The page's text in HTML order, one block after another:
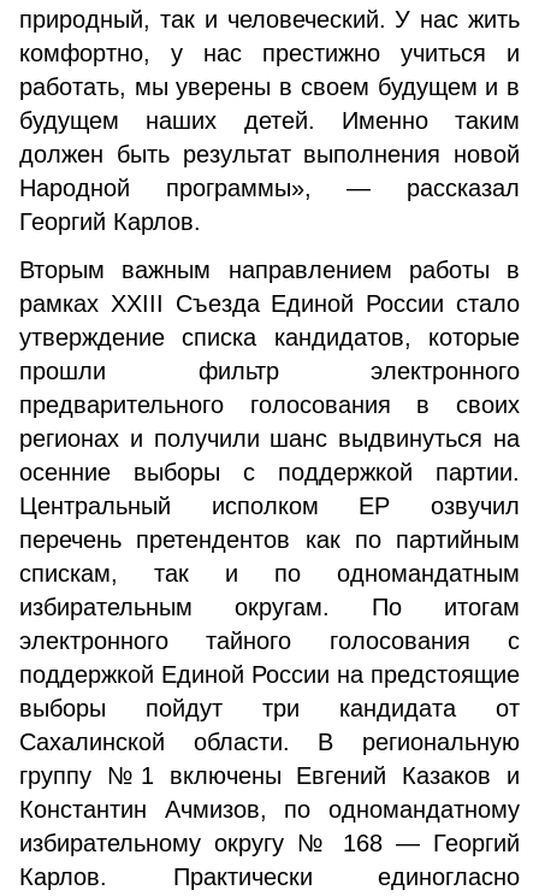
природный, так и человеческий. У нас жить
комфортно, у нас престижно учиться и
работать, мы уверены в своем будущем и в
будущем наших детей. Именно таким
должен быть результат выполнения новой
Народной программы», — рассказал
Георгий Карлов.
Вторым важным направлением работы в
рамках XXIII Съезда Единой России стало
утверждение списка кандидатов, которые
прошли фильтр электронного
предварительного голосования в своих
регионах и получили шанс выдвинуться на
осенние выборы с поддержкой партии.
Центральный исполком ЕР озвучил
перечень претендентов как по партийным
спискам, так и по одномандатным
избирательным округам. По итогам
электронного тайного голосования с
поддержкой Единой России на предстоящие
выборы пойдут три кандидата от
Сахалинской области. В региональную
группу №1 включены Евгений Казаков и
Константин Ачмизов, по одномандатному
избирательному округу № 168 — Георгий
Карлов. Практически единогласно